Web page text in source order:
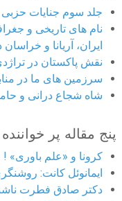
جلد سوم جنایات حزبی
نام های تاریخی و
ایران، آریانا و
نقش پاکستان در
سرزمین های ما در
شاه شجاع درانی و
پنج مقاله پر خواننده
کرونا و «علم باوری» !
ایمانوئل کانت:
دکتر صادق فطرت